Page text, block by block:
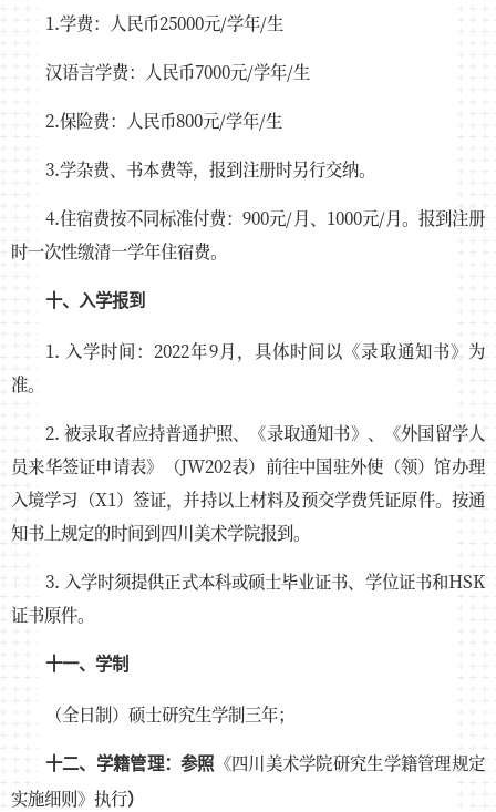
1.学费：人民币25000元/学年/生
汉语言学费：人民币7000元/学年/生
2.保险费：人民币800元/学年/生
3.学杂费、书本费等，报到注册时另行交纳。
4.住宿费按不同标准付费：900元/月、1000元/月。报到注册
时一次性缴清一学年住宿费。
十、入学报到
1. 入学时间：2022年9月，具体时间以《录取通知书》为
准。
2. 被录取者应持普通护照、《录取通知书》、《外国留学人
员来华签证申请表》（JW202表）前往中国驻外使（领）馆办理
入境学习（X1）签证，并持以上材料及预交学费凭证原件。按通
知书上规定的时间到四川美术学院报到。
3. 入学时须提供正式本科或硕士毕业证书、学位证书和HSK
证书原件。
十一、学制
（全日制）硕士研究生学制三年；
十二、学籍管理：参照 《四川美术学院研究生学籍管理规定
实施细则》执行）